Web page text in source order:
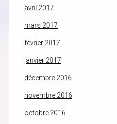
avril 2017
mars 2017
février 2017
janvier 2017
décembre 2016
novembre 2016
octobre 2016